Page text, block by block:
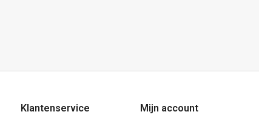
Klantenservice Mijn account